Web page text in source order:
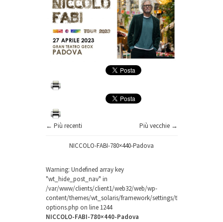
← Più recenti Più vecchie →
NICCOLO-FABI-780×440-Padova
Warning: Undefined array key
"wt_hide_post_nav" in
/var/www/clients/client1/web32/web/wp-
content/themes/wt_solaris/framework/settings/theme-
options.php on line 1244
NICCOLO-FABI-780×440-Padova